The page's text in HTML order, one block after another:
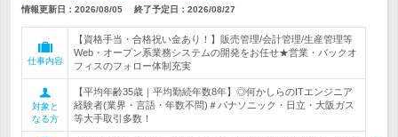
情報更新日：2026/08/05 終了予定日： 2026/08/27
仕事内容
【資格手当・合格祝い金あり！】販売管理/会計管理/生産管理等
Web・オープン系業務システムの開発をお任せ★営業・バックオ
フィスのフォロー体制充実
対象と
なる方
【平均年齢35歳｜平均勤続年数8年】◎何かしらのITエンジニア
経験者(業界・言語・年数不問)＃パナソニック・日立・大阪ガス
等大手取引多数！